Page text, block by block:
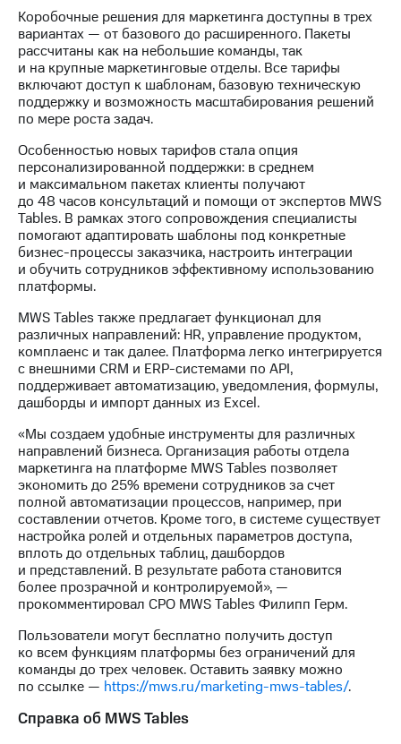
Раскрытие
информации
Информация
акционерам
Документы
ПАО
"МТС"
акционеров
Личный
кабинет
акционера
Акционерный
капитал
Контроль
и
аудит
Рынок
акций
Описание
Программа
приобретения
Порядок
выкупа
акций
Дивиденды
Рынок
облигаций
Описание
Еврооблигации-2023
Уведомление
о
погашении
облигаций
Другое
Регистратор
Контакты
Коробочные решения для маркетинга доступны в трех
вариантах — от базового до расширенного. Пакеты
рассчитаны как на небольшие команды, так
и на крупные маркетинговые отделы. Все тарифы
включают доступ к шаблонам, базовую техническую
поддержку и возможность масштабирования решений
по мере роста задач.
Особенностью новых тарифов стала опция
персонализированной поддержки: в среднем
и максимальном пакетах клиенты получают
до 48 часов консультаций и помощи от экспертов MWS
Tables. В рамках этого сопровождения специалисты
помогают адаптировать шаблоны под конкретные
бизнес-процессы заказчика, настроить интеграции
и обучить сотрудников эффективному использованию
платформы.
MWS Tables также предлагает функционал для
различных направлений: HR, управление продуктом,
комплаенс и так далее. Платформа легко интегрируется
с внешними CRM и ERP-системами по API,
поддерживает автоматизацию, уведомления, формулы,
дашборды и импорт данных из Excel.
«Мы создаем удобные инструменты для различных
направлений бизнеса. Организация работы отдела
маркетинга на платформе MWS Tables позволяет
экономить до 25% времени сотрудников за счет
полной автоматизации процессов, например, при
составлении отчетов. Кроме того, в системе существует
настройка ролей и отдельных параметров доступа,
вплоть до отдельных таблиц, дашбордов
и представлений. В результате работа становится
более прозрачной и контролируемой», —
прокомментировал CPO MWS Tables Филипп Герм.
Пользователи могут бесплатно получить доступ
ко всем функциям платформы без ограничений для
команды до трех человек. Оставить заявку можно
по ссылке — https://mws.ru/marketing-mws-tables/.
Справка об MWS Tables